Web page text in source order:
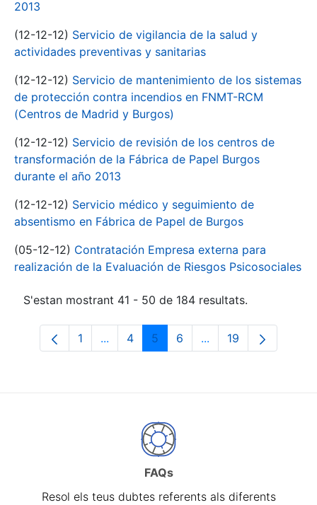
2013
(12-12-12) Servicio de vigilancia de la salud y
actividades preventivas y sanitarias
(12-12-12) Servicio de mantenimiento de los sistemas
de protección contra incendios en FNMT-RCM
(Centros de Madrid y Burgos)
(12-12-12) Servicio de revisión de los centros de
transformación de la Fábrica de Papel Burgos
durante el año 2013
(12-12-12) Servicio médico y seguimiento de
absentismo en Fábrica de Papel de Burgos
(05-12-12) Contratación Empresa externa para
realización de la Evaluación de Riesgos Psicosociales
S'estan mostrant 41 - 50 de 184 resultats.
Pàgina
1 ...Pàgines intermèdies Utilitzeu TAB per
Pàgina
4 Pàgina
5 Pàgina
6 ...PàginesPàgina
19
FAQs
Resol els teus dubtes referents als diferents